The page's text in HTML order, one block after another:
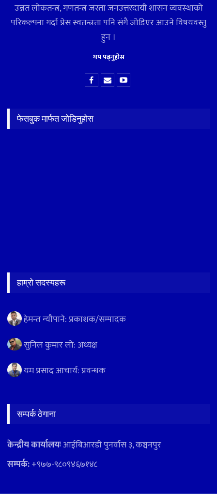
उन्नत लोकतन्त्र, गणतन्त्र जस्ता जनउत्तरदायी शासन व्यवस्थाको
परिकल्पना गर्दा प्रेस स्वतन्त्रता पनि संगै जोडिएर आउने विषयवस्तु
हुन ।
थप पढ्नुहोस
फेसबुक मार्फत जोडिनुहोस
हाम्रो सदस्यहरू
हेमन्त न्यौपाने: प्रकाशक/सम्पादक
सुनिल कुमार लो: अध्यक्ष
यम प्रसाद आचार्य: प्रवन्धक
सम्पर्क ठेगाना
केन्द्रीय कार्यालयःआईबिआरडी पुनर्वास ३, कञ्चनपुर
सम्पर्क:+९७७-९८०९४६७१४८